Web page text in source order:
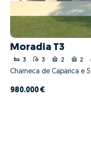
Moradia T3
3 3 2 2
Charneca de Caparica e
980.000 €